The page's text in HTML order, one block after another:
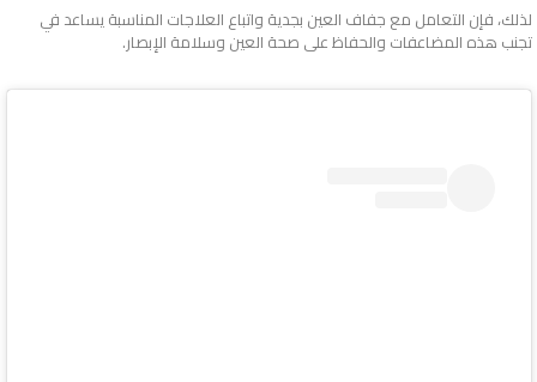
لذلك، فإن التعامل مع جفاف العين بجدية واتباع العلاجات المناسبة يساعد في
تجنب هذه المضاعفات والحفاظ على صحة العين وسلامة الإبصار.